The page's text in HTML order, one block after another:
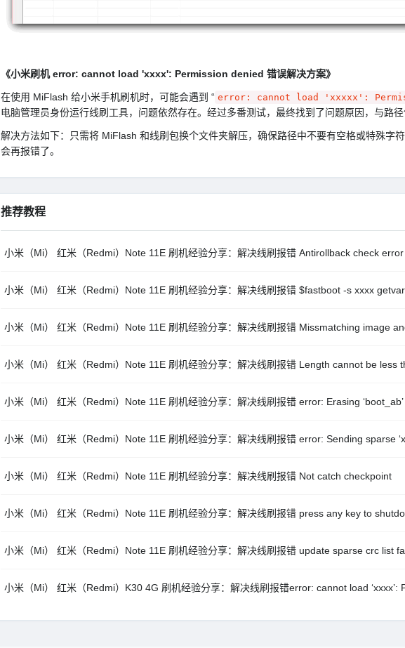
《小米刷机 error: cannot load 'xxxx': Permission denied 错误解决方案》
在使用 MiFlash 给小米手机刷机时，可能会遇到 “ error: cannot load 'xxxxx':
电脑管理员身份运行线刷工具，问题依然存在。经过多番测试，最终找到了问题原因，与路径
解决方法如下：只需将 MiFlash 和线刷包换个文件夹解压，确保路径中不要有空格或特殊字
会再报错了。
推荐教程
小米（Mi） 红米（Redmi）Note 11E 刷机经验分享：解决线刷报错 Antirollback check error
小米（Mi） 红米（Redmi）Note 11E 刷机经验分享：解决线刷报错 $fastboot -s xxxx
小米（Mi） 红米（Redmi）Note 11E 刷机经验分享：解决线刷报错 Missmatching image
小米（Mi） 红米（Redmi）Note 11E 刷机经验分享：解决线刷报错 Length cannot be less
小米（Mi） 红米（Redmi）Note 11E 刷机经验分享：解决线刷报错 error: Erasing ‘boot_ab’
小米（Mi） 红米（Redmi）Note 11E 刷机经验分享：解决线刷报错 error: Sending sparse
小米（Mi） 红米（Redmi）Note 11E 刷机经验分享：解决线刷报错 Not catch checkpoint
小米（Mi） 红米（Redmi）Note 11E 刷机经验分享：解决线刷报错 press any key to
小米（Mi） 红米（Redmi）Note 11E 刷机经验分享：解决线刷报错 update sparse crc list
小米（Mi） 红米（Redmi）K30 4G 刷机经验分享：解决线刷报错error: cannot load ‘xxxx’: